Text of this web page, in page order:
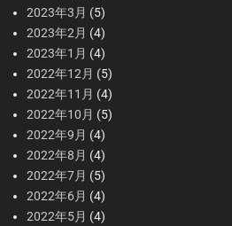
2023年3月 (5)
2023年2月 (4)
2023年1月 (4)
2022年12月 (5)
2022年11月 (4)
2022年10月 (5)
2022年9月 (4)
2022年8月 (4)
2022年7月 (5)
2022年6月 (4)
2022年5月 (4)